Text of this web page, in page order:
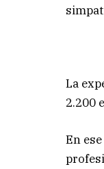
La
2.200
En